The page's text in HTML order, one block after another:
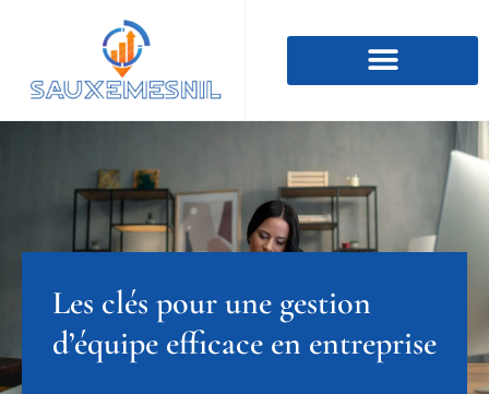
Les clés pour une gestion
d’équipe efficace en entreprise